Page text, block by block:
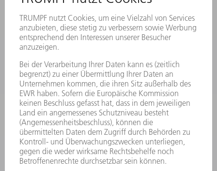
NEWSLETTER-ANMELDUNG
MYTRUMPF
SICHERHEITSDATENBLÄTTER
PRODUKTE
MASCHINEN & SYSTEME
LEISTUNGSELEKTRONIK
ELEKTROWERKZEUGE
SMART FACTORY
SOFTWARE
SERVICES
ANWENDUNGEN
BRANCHEN
UNTERNEHMEN
KARRIERE
STELLENANGEBOTE
UNTERNEHMENSPROFIL